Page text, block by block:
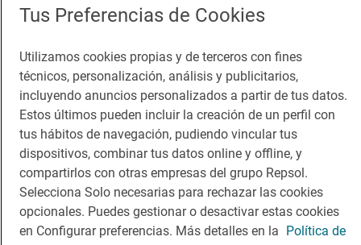
Tus Preferencias de Cookies
Utilizamos cookies propias y de terceros con fines
técnicos, personalización, análisis y publicitarios,
incluyendo anuncios personalizados a partir de tus datos.
Estos últimos pueden incluir la creación de un perfil con
tus hábitos de navegación, pudiendo vincular tus
dispositivos, combinar tus datos online y offline, y
compartirlos con otras empresas del grupo Repsol.
Selecciona Solo necesarias para rechazar las cookies
opcionales. Puedes gestionar o desactivar estas cookies
en Configurar preferencias. Más detalles en la Política de